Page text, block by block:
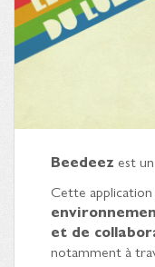
Beedeez est
Cette
et de
notamment à